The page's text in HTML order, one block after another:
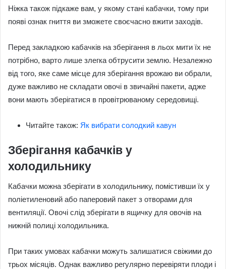
Ніжка також підкаже вам, у якому стані кабачки, тому при
появі ознак гниття ви зможете своєчасно вжити заходів.
Перед закладкою кабачків на зберігання в льох мити їх не
потрібно, варто лише злегка обтрусити землю. Незалежно
від того, яке саме місце для зберігання врожаю ви обрали,
дуже важливо не складати овочі в звичайні пакети, адже
вони мають зберігатися в провітрюваному середовищі.
Читайте також: Як вибрати солодкий кавун
Зберігання кабачків у
холодильнику
Кабачки можна зберігати в холодильнику, помістивши їх у
поліетиленовий або паперовий пакет з отворами для
вентиляції. Овочі слід зберігати в ящичку для овочів на
нижній полиці холодильника.
При таких умовах кабачки можуть залишатися свіжими до
трьох місяців. Однак важливо регулярно перевіряти плоди і